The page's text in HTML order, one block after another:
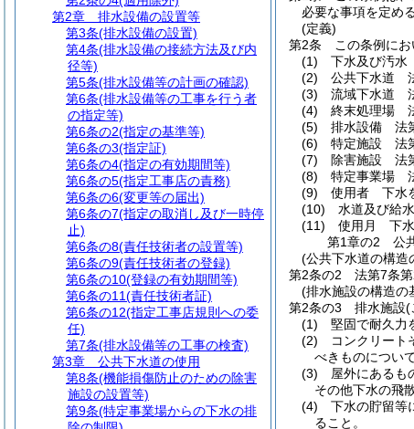
必要な事項を定め
(定義)
第2条
この条例にお
(1)
下水及び汚水
(2)
公共下水道
(3)
流域下水道
(4)
終末処理場
(5)
排水設備 法
(6)
特定施設 法
(7)
除害施設 法
(8)
特定事業場
(9)
使用者 下水
(10)
水道及び給
(11)
使用月 下水
第1章の2
公
(公共下水道の構造
第2条の2
法第7条
(排水施設の構造の
第2条の3
排水施設(
(1)
堅固で耐久力
(2)
コンクリート
べきものについ
(3)
屋外にあるも
その他下水の飛
(4)
下水の貯留等
ること。
第2章
排水設備の設置等
第3条(排水設備の設置)
第4条(排水設備の接続方法及び内
径等)
第5条(排水設備等の計画の確認)
第6条(排水設備等の工事を行う者
の指定等)
第6条の2(指定の基準等)
第6条の3(指定証)
第6条の4(指定の有効期間等)
第6条の5(指定工事店の責務)
第6条の6(変更等の届出)
第6条の7(指定の取消し及び一時停
止)
第6条の8(責任技術者の設置等)
第6条の9(責任技術者の登録)
第6条の10(登録の有効期間等)
第6条の11(責任技術者証)
第6条の12(指定工事店規則への委
任)
第7条(排水設備等の工事の検査)
第3章
公共下水道の使用
第8条(機能損傷防止のための除害
施設の設置等)
第9条(特定事業場からの下水の排